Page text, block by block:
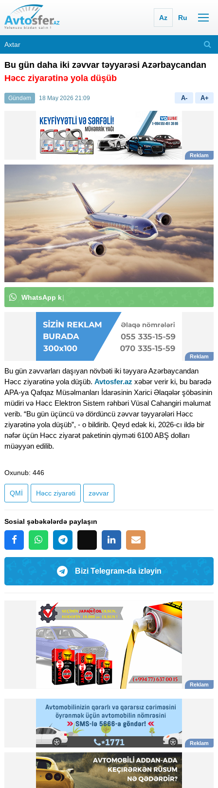
Az Ru
Bu gün daha iki zəvvar təyyarəsi Azərbaycandan
Həcc ziyarətinə yola düşüb
Gündəm 18 May 2026 21:09 A- A+
WhatsApp ka
Bu gün zəvvarları daşıyan növbəti iki təyyarə Azərbaycandan
Həcc ziyarətinə yola düşüb. Avtosfer.az xəbər verir ki, bu barədə
APA-ya Qafqaz Müsəlmanları İdarəsinin Xarici Əlaqələr şöbəsinin
müdiri və Həcc Elektron Sistem rəhbəri Vüsal Cahangiri məlumat
verib. “Bu gün üçüncü və dördüncü zəvvar təyyarələri Həcc
ziyarətinə yola düşüb”, - o bildirib. Qeyd edək ki, 2026-cı ildə bir
nəfər üçün Həcc ziyarət paketinin qiyməti 6100 ABŞ dolları
müəyyən edilib.
Oxunub: 446
QMİ Həcc ziyarəti zəvvar
Sosial şəbəkələrdə paylaşın
Bizi Telegram-da izləyin